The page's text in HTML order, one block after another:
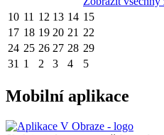
10 11 12 13 14 15
17 18 19 20 21 22
24 25 26 27 28 29
31 1 2 3 4 5
Mobilní aplikace